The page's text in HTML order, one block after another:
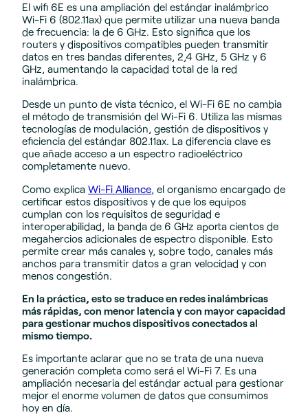
El wifi 6E es una ampliación del estándar inalámbrico
Wi-Fi 6 (802.11ax) que permite utilizar una nueva banda
de frecuencia: la de 6 GHz. Esto significa que los
routers y dispositivos compatibles pueden transmitir
datos en tres bandas diferentes, 2,4 GHz, 5 GHz y 6
GHz, aumentando la capacidad total de la red
inalámbrica.
Desde un punto de vista técnico, el Wi-Fi 6E no cambia
el método de transmisión del Wi-Fi 6. Utiliza las mismas
tecnologías de modulación, gestión de dispositivos y
eficiencia del estándar 802.11ax. La diferencia clave es
que añade acceso a un espectro radioeléctrico
completamente nuevo.
Como explica Wi-Fi Alliance, el organismo encargado de
certificar estos dispositivos y de que los equipos
cumplan con los requisitos de seguridad e
interoperabilidad, la banda de 6 GHz aporta cientos de
megahercios adicionales de espectro disponible. Esto
permite crear más canales y, sobre todo, canales más
anchos para transmitir datos a gran velocidad y con
menos congestión.
En la práctica, esto se traduce en redes inalámbricas
más rápidas, con menor latencia y con mayor capacidad
para gestionar muchos dispositivos conectados al
mismo tiempo.
Es importante aclarar que no se trata de una nueva
generación completa como será el Wi-Fi 7. Es una
ampliación necesaria del estándar actual para gestionar
mejor el enorme volumen de datos que consumimos
hoy en día.